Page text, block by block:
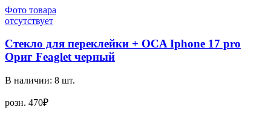
Фото товара
отсутствует
Стекло для переклейки + OCA Iphone 17 pro
Ориг Feaglet черный
В наличии: 8 шт.
розн. 470₽